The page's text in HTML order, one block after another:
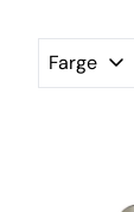
Farge